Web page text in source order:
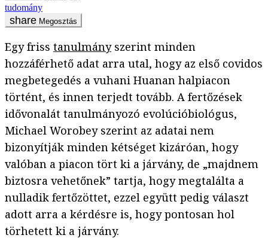
tudomány
Megosztás
Egy friss tanulmányszerint minden
hozzáférhető adat arra utal, hogy az első covidos
megbetegedés a vuhani Huanan halpiacon
történt, és innen terjedt tovább. A fertőzések
idővonalát tanulmányozó evolúcióbiológus,
Michael Worobey szerint az adatai nem
bizonyítják minden kétséget kizáróan, hogy
valóban a piacon tört ki a járvány, de „majdnem
biztosra vehetőnek” tartja, hogy megtalálta a
nulladik fertőzöttet, ezzel együtt pedig választ
adott arra a kérdésre is, hogy pontosan hol
törhetett ki a járvány.